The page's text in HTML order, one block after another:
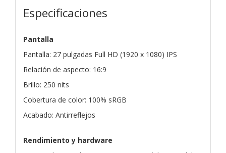
Especificaciones
Pantalla
Pantalla: 27 pulgadas Full HD (1920 x 1080) IPS
Relación de aspecto: 16:9
Brillo: 250 nits
Cobertura de color: 100% sRGB
Acabado: Antirreflejos
Rendimiento y hardware